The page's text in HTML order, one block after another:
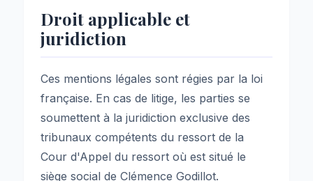
Droit applicable et
juridiction
Ces mentions légales sont régies par la loi
française. En cas de litige, les parties se
soumettent à la juridiction exclusive des
tribunaux compétents du ressort de la
Cour d'Appel du ressort où est situé le
siège social de Clémence Godillot.